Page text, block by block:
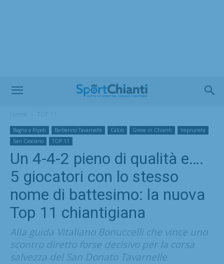
Bagno a Ripoli Barberino Tavarnelle Calcio Greve in Chianti
Impruneta
San Casciano
TOP 11
Un 4-4-2 pieno di qualità e….
5 giocatori con lo stesso
nome di battesimo: la nuova
Top 11 chiantigiana
Alla guida Vitaliano Bonuccelli che vince uno
scontro diretto forse decisivo per la corsa
salvezza del San Donato Tavarnelle